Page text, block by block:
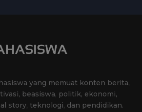
yang memuat konten berita,
beasiswa, politik, ekonomi,
story, teknologi, dan pendidikan.